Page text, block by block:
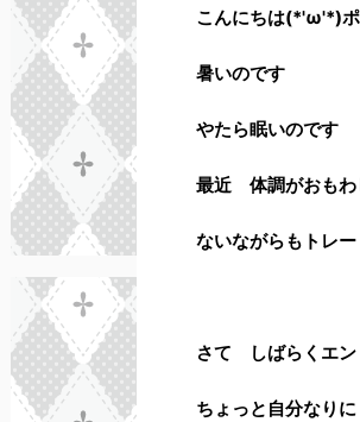
こんにちは(*'ω'*)
暑いのです
やたら眠いのです
最近 体調がおも
ないながらもトレ
さて しばらくエン
ちょっと自分なり